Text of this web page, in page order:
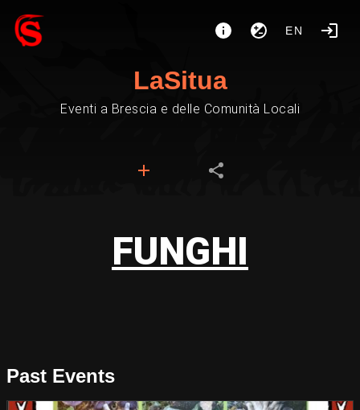
EN
LaSitua
Eventi a Brescia e delle Comunità Locali
FUNGHI
Past Events